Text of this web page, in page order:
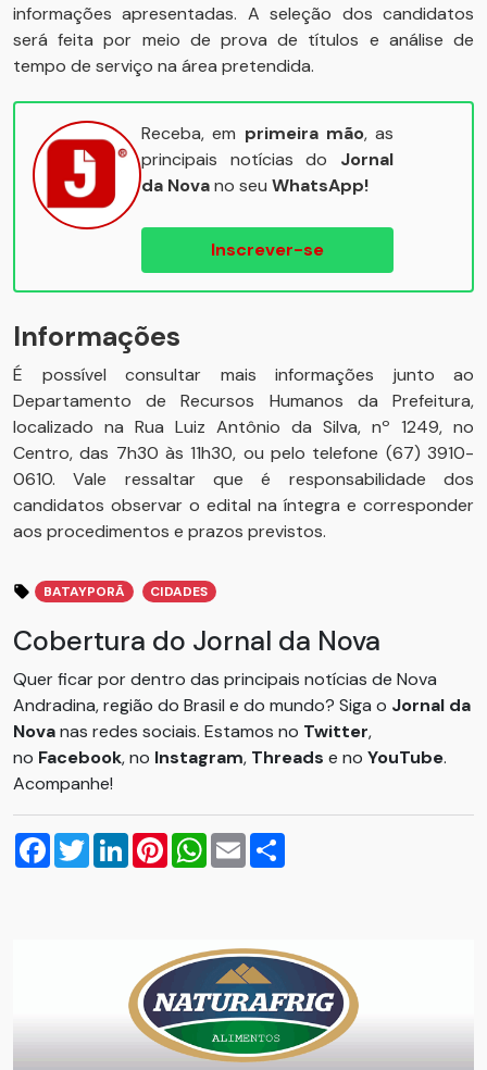
informações apresentadas. A seleção dos candidatos
será feita por meio de prova de títulos e análise de
tempo de serviço na área pretendida.
Receba, em primeira mão, as
principais notícias do Jornal
da Novano seu WhatsApp!
Inscrever-se
Informações
É possível consultar mais informações junto ao
Departamento de Recursos Humanos da Prefeitura,
localizado na Rua Luiz Antônio da Silva, nº 1249, no
Centro, das 7h30 às 11h30, ou pelo telefone (67) 3910-
0610. Vale ressaltar que é responsabilidade dos
candidatos observar o edital na íntegra e corresponder
aos procedimentos e prazos previstos.
BATAYPORÃ CIDADES
Cobertura do Jornal da Nova
Quer ficar por dentro das principais notícias de Nova
Andradina, região do Brasil e do mundo? Siga o Jornal da
Novanas redes sociais. Estamos no Twitter,
no Facebook, no Instagram, Threads e no YouTube.
Acompanhe!
Facebook
TwitterLinkedInPinterestWhatsApp
Email